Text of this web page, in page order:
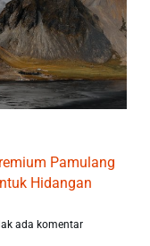
Pamulang
Hidangan
ada komentar